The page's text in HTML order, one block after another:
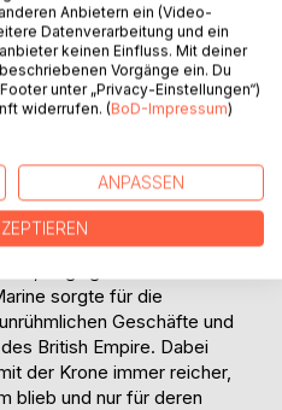
zeigt auch, dass Lug
Eliten kein einmaliger
das
und koloniale Ausbeutung
Eliten im Einverständnis
Hütchenspiele und
Wechselspiel zueinander
sorgte für die
Geschäfte und
British Empire. Dabei
der Krone immer reicher,
blieb und nur für deren
Anbietern ein (Video-
Datenverarbeitung und ein
keinen Einfluss. Mit deiner
Vorgänge ein. Du
unter „Privacy-Einstellungen“)
widerrufen. (BoD-Impressum)
ANPASSEN